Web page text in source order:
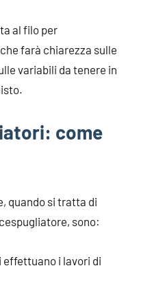
al filo per
farà chiarezza sulle
variabili da tenere in
come
quando si tratta di
sono:
effettuano i lavori di